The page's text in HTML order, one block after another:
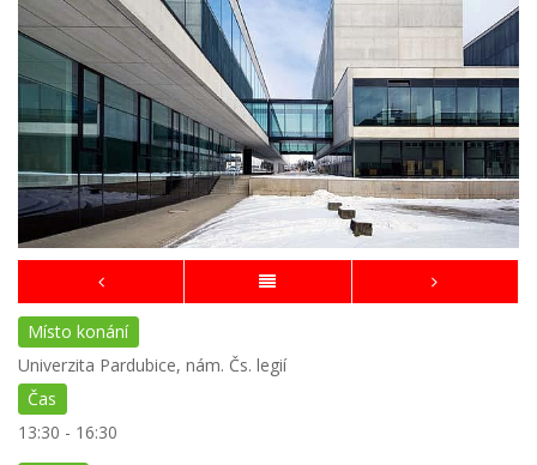
Místo konání
Univerzita Pardubice, nám. Čs. legií
Čas
13:30 - 16:30